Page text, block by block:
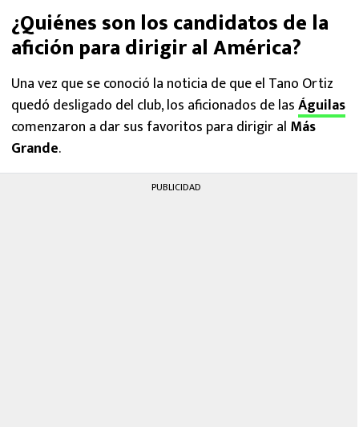
¿Quiénes son los candidatos de la
afición para dirigir al América?
Una vez que se conoció la noticia de que el Tano Ortiz
quedó desligado del club, los aficionados de lasÁguilas
comenzaron a dar sus favoritos para dirigir al Más
Grande.
PUBLICIDAD